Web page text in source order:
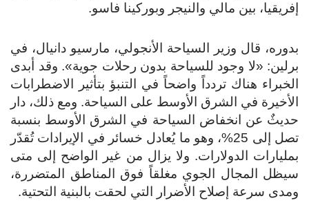
إفريقيا، بين مالي والنيجر وبوركينا فاسو.
بدوره، قال وزير السياحة الأنجولي، مارسيو دانيال، في
برلين: «لا وجود للسياحة بدون رحلات جوية». وقد أبدى
الخبراء هناك تردداً واضحاً في التنبؤ بتأثير الاضطرابات
الأخيرة في الشرق الأوسط على السياحة. ومع ذلك، دار
حديثٌ عن انخفاض السياحة في الشرق الأوسط بنسبة
تصل إلى 25%، وهو ما يُعادل خسائر في الإيرادات تُقدّر
بمليارات الدولارات. ولا يزال من غير الواضح إلى متى
سيظل المجال الجوي مغلقاً فوق المناطق المتضررة،
ومدى سرعة إصلاح الأضرار التي لحقت بالبنية التحتية.